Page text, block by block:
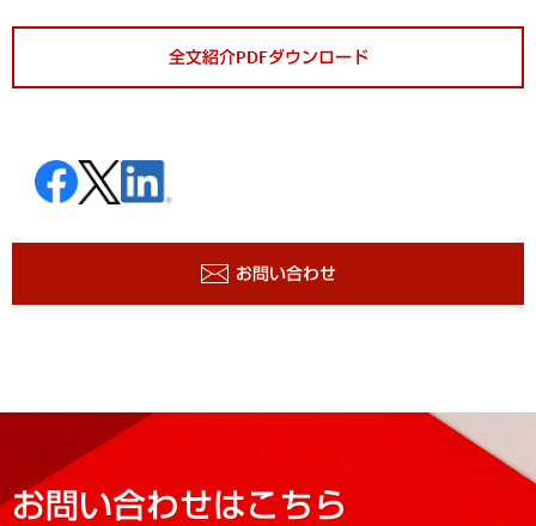
全文紹介PDFダウンロード
お問い合わせ
お問い合わせはこちら